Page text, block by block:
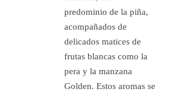
predominio de la piña,
acompañados de
delicados matices de
frutas blancas como la
pera y la manzana
Golden. Estos aromas se